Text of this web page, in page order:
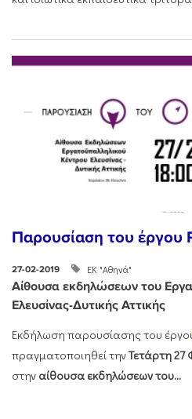
Παρουσίαση του έργου
27-02-2019 ΕΚ "Αθηνά"
Αίθουσα εκδηλώσεων του
Ελευσίνας-Δυτικής Αττικής
Εκδήλωση παρουσίασης του
πραγματοποιηθεί τηνΤετάρτη 27
στην αίθουσα εκδηλώσεων του...